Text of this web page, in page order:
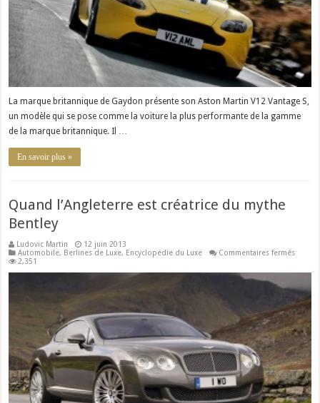
La marque britannique de Gaydon présente son Aston Martin V12 Vantage S,
un modèle qui se pose comme la voiture la plus performante de la gamme
de la marque britannique. Il …
En savoir plus »
Quand l’Angleterre est créatrice du mythe
Bentley
Ludovic Martin
12 juin 2013
Automobile, Berlines de Luxe, Encyclopédie du Luxe Commentaires ferméssur
mythe
2,351